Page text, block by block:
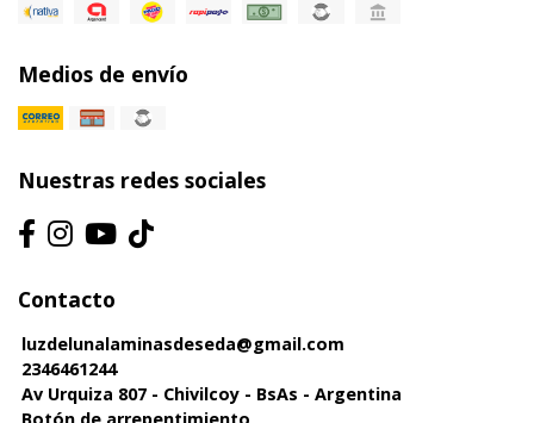
Medios de envío
Nuestras redes sociales
Contacto
luzdelunalaminasdeseda@gmail.com
2346461244
Av Urquiza 807 - Chivilcoy - BsAs - Argentina